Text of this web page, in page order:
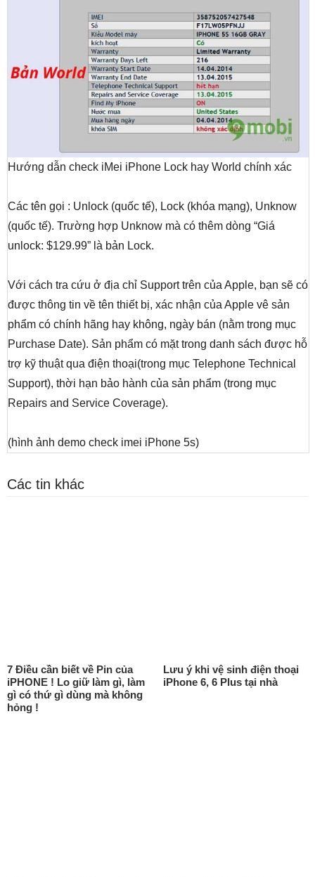
Hướng dẫn check iMei iPhone Lock hay World chính xác
Các tên gọi : Unlock (quốc tế), Lock (khóa mạng), Unknow
(quốc tế). Trường hợp Unknow mà có thêm dòng “Giá
unlock: $129.99” là bản Lock.
Với cách tra cứu ở địa chỉ Support trên của Apple, bạn sẽ có
được thông tin về tên thiết bị, xác nhận của Apple vê sản
phẩm có chính hãng hay không, ngày bán (nằm trong mục
Purchase Date). Sản phẩm có mặt trong danh sách được hỗ
trợ kỹ thuật qua điện thoại(trong mục Telephone Technical
Support), thời hạn bảo hành của sản phẩm (trong mục
Repairs and Service Coverage).
(hình ảnh demo check imei iPhone 5s)
Các tin khác
7 Điều cần biết về Pin của
iPHONE ! Lo giữ làm gì, làm
gì có thứ gì dùng mà không
hỏng !
Lưu ý khi vệ sinh điện thoại
iPhone 6, 6 Plus tại nhà